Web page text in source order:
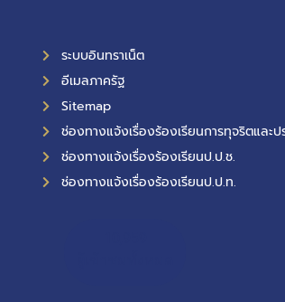
ระบบอินทราเน็ต
อีเมลภาครัฐ
Sitemap
ช่องทางแจ้งเรื่องร้องเรียนการทุจริตและ
ช่องทางแจ้งเรื่องร้องเรียนป.ป.ช.
ช่องทางแจ้งเรื่องร้องเรียนป.ป.ท.